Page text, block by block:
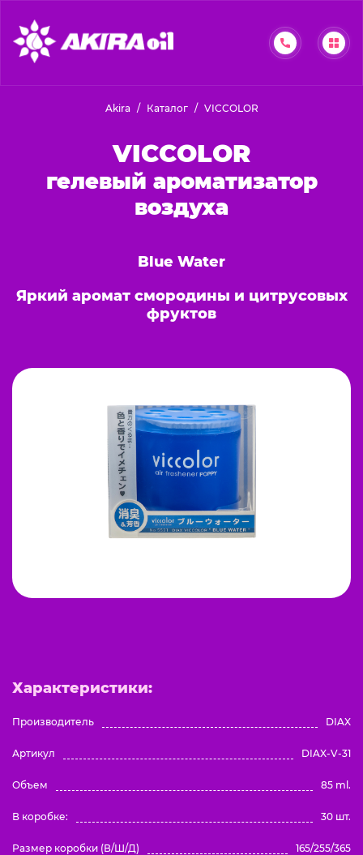
Akira Каталог VICCOLOR
VICCOLOR
гелевый ароматизатор
воздуха
Blue Water
Яркий аромат смородины и цитрусовых
фруктов
Характеристики:
Производитель DIAX
Артикул DIAX-V-31
Объем 85 ml.
В коробке: 30 шт.
Размер коробки (В/Ш/Д) 165/255/365